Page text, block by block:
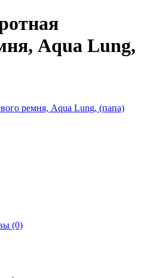
Aqua Lung,
(0)